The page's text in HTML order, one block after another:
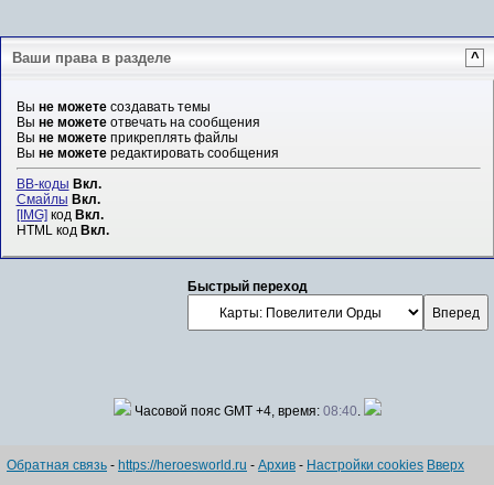
Ваши права в разделе ^
Вы не можетесоздавать темы
Вы не можетеотвечать на сообщения
Вы не можетеприкреплять файлы
Вы не можетередактировать сообщения
BB-коды Вкл.
Смайлы Вкл.
[IMG]код Вкл.
HTML код Вкл.
Быстрый переход
Часовой пояс GMT +4, время: 08:40.
Обратная связь - https://heroesworld.ru - Архив - Настройки cookies Вверх